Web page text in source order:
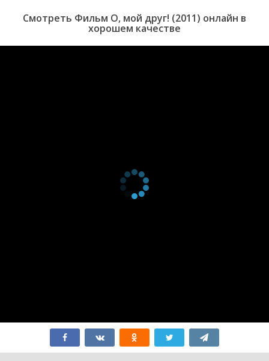
Смотреть Фильм О, мой друг! (2011) онлайн в
хорошем качестве